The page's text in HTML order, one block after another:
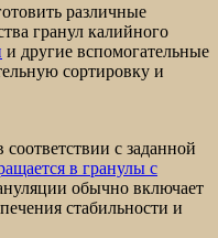
различные
гранул калийного
и другие вспомогательные
сортировку и
с заданной
в гранулы с
обычно включает
стабильности и